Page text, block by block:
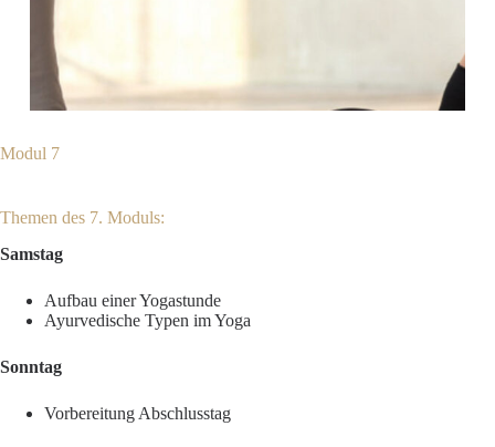
Modul 7
Themen des 7. Moduls:
Samstag
Aufbau einer Yogastunde
Ayurvedische Typen im Yoga
Sonntag
Vorbereitung Abschlusstag